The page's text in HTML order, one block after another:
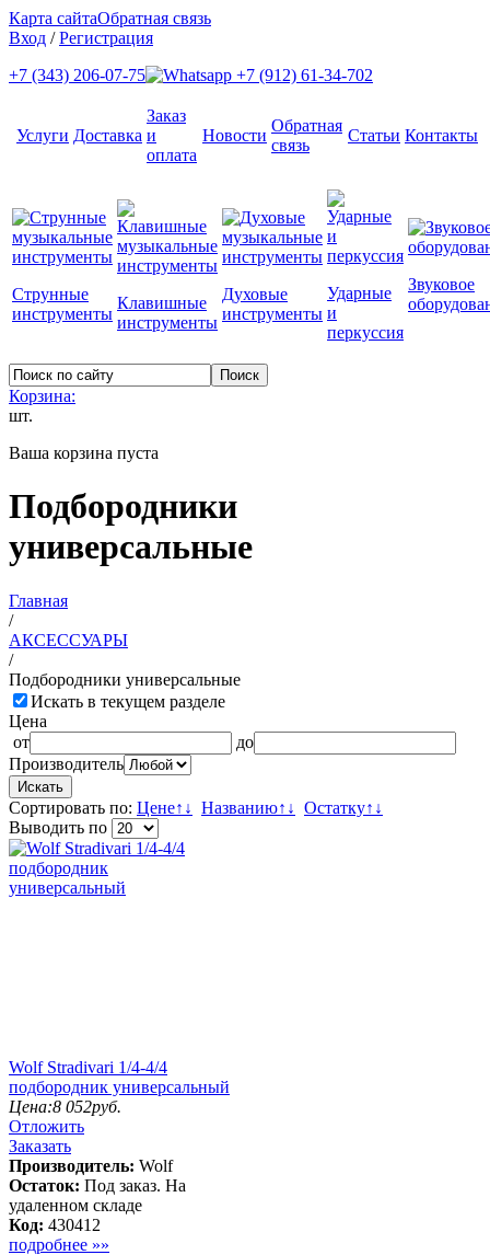
Карта сайтаОбратная связь
Вход /Регистрация
+7 (343) 206-07-75
+7 (912) 61-34-702
Услуги Доставка
Заказ
и
оплата
Новости
Обратная
связь
Статьи Контакты
Струнные
инструменты
Клавишные
инструменты
Духовые
инструменты
Ударные
и
перкуссия
Звуковое
Корзина:
шт.
Ваша корзина пуста
Подбородники
универсальные
Главная
/
АКСЕССУАРЫ
/
Подбородники универсальные
Искать в текущем разделе
Цена
от
до
Производитель
Сортировать по: Цене↑ ↓ Названию↑ ↓ Остатку↑ ↓
Выводить по
Wolf Stradivari 1/4-4/4
подбородник универсальный
Цена:8 052руб.
Отложить
Заказать
Производитель: Wolf
Остаток: Под заказ. На
удаленном складе
Код: 430412
подробнее »»